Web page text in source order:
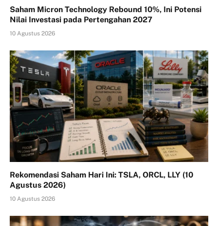
Saham Micron Technology Rebound 10%, Ini Potensi
Nilai Investasi pada Pertengahan 2027
10 Agustus 2026
Rekomendasi Saham Hari Ini: TSLA, ORCL, LLY (10
Agustus 2026)
10 Agustus 2026